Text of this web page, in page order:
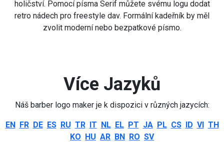
holičství. Pomocí písma Serif můžete svému logu dodat
retro nádech pro freestyle dav. Formální kadeřník by měl
zvolit moderní nebo bezpatkové písmo.
Více Jazyků
Náš barber logo maker je k dispozici v různých jazycích:
EN FR DE ES RU TR IT NL EL PT JA PL CS ID VI TH
KO HU AR BN RO SV